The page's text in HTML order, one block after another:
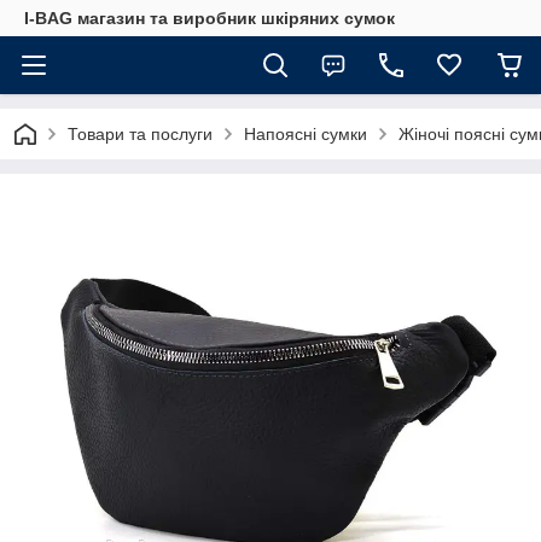
I-BAG магазин та виробник шкіряних сумок
Товари та послуги Напоясні сумки Жіночі поясні